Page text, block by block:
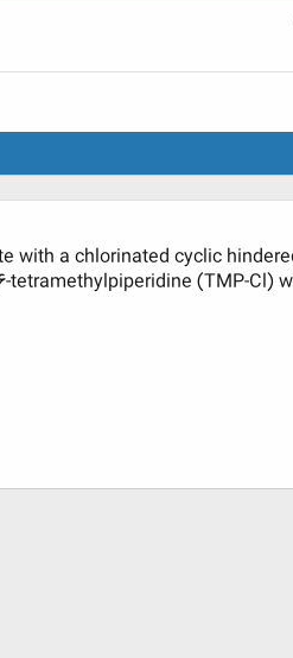
with a chlorinated cyclic
tetramethylpiperidine (TMP-